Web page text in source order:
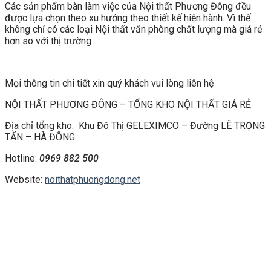
Các sản phẩm bàn làm việc của Nội thất Phương Đông đều
được lựa chọn theo xu hướng theo thiết kế hiện hành. Vì thế
không chỉ có các loại Nội thất văn phòng chất lượng mà giá rẻ
hơn so với thị trường
Mọi thông tin chi tiết xin quý khách vui lòng liên hệ
NỘI THẤT PHƯƠNG ĐÔNG – TỔNG KHO NỘI THẤT GIÁ RẺ
Địa chỉ tổng kho: Khu Đô Thị GELEXIMCO – Đường LÊ TRỌNG
TẤN – HÀ ĐÔNG
Hotline: 0969 882 500
Website: noithatphuongdong.net